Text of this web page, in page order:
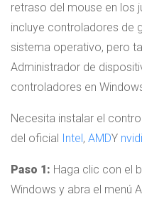
retraso del mouse en los
incluye controladores de
sistema operativo, pero
Administrador de
controladores en
Necesita instalar el
del oficial
Intel , AMDY
Paso 1: Haga clic con el
Windows y abra el menú